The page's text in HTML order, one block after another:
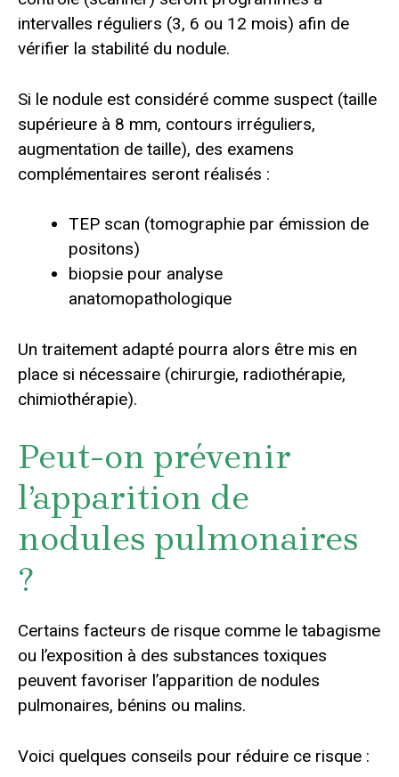
intervalles réguliers (3, 6 ou 12 mois) afin de
vérifier la stabilité du nodule.
Si le nodule est considéré comme suspect (taille
supérieure à 8 mm, contours irréguliers,
augmentation de taille), des examens
complémentaires seront réalisés :
TEP scan (tomographie par émission de
positons)
biopsie pour analyse
anatomopathologique
Un traitement adapté pourra alors être mis en
place si nécessaire (chirurgie, radiothérapie,
chimiothérapie).
Peut-on prévenir
l’apparition de
nodules pulmonaires
?
Certains facteurs de risque comme le tabagisme
ou l’exposition à des substances toxiques
peuvent favoriser l’apparition de nodules
pulmonaires, bénins ou malins.
Voici quelques conseils pour réduire ce risque :